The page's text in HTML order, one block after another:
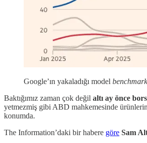
Google’ın yakaladığı model
Baktığımız zaman çok değil altı ay önce
yetmezmiş gibi ABD mahkemesinde
konumda.
The Information’daki bir habere göre Sam